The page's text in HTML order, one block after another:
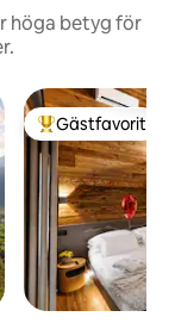
höga betyg för
Populär
Gästfavorit